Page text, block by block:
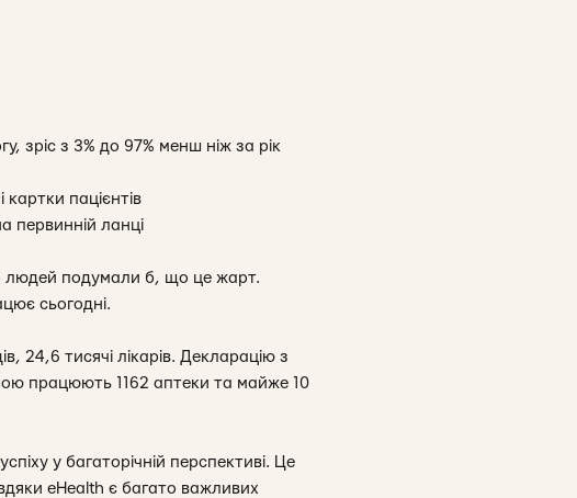
зріс з 3% до 97% менш ніж за рік
пацієнтів
первинній ланці
людей подумали б, що це жарт.
сьогодні.
24,6 тисячі лікарів. Декларацію з
працюють 1162 аптеки та майже 10
у багаторічній перспективі. Це
eHealth є багато важливих